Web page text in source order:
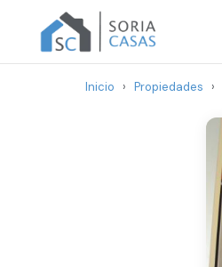
Inicio › Propiedades ›